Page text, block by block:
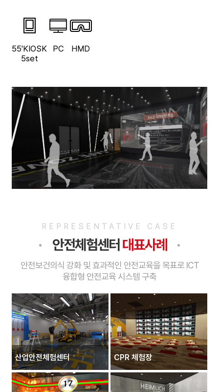
55'KIOSK
5set
PC HMD
REPRESENTATIVE CASE
안전체험센터 대표사례
안전보건의식 강화 및 효과적인 안전교육을 목표로 ICT
융합형 안전교육 시스템 구축
산업안전체험센터 CPR 체험장